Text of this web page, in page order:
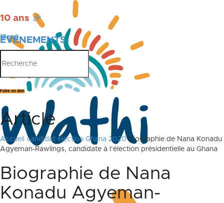
10 ans 🎉
ÉVÉNEMENTS
PUBLICATIONS
Menu
Faire un don
Article
Accueil candidat élection Ghana 2020 Biographie de Nana Konadu
Agyeman-Rawlings, candidate à l’élection présidentielle au Ghana
Biographie de Nana
Konadu Agyeman-